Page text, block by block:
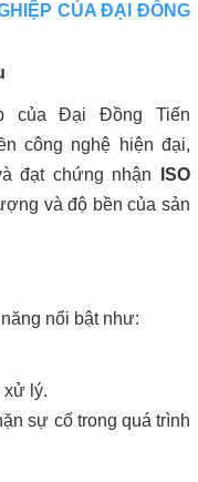
CỦA ĐẠI ĐỒNG
của Đại Đồng Tiến
công nghệ hiện đại,
đạt chứng nhận
ISO
và độ bền của sản
nổi bật như:
xử lý.
sự cố trong quá trình